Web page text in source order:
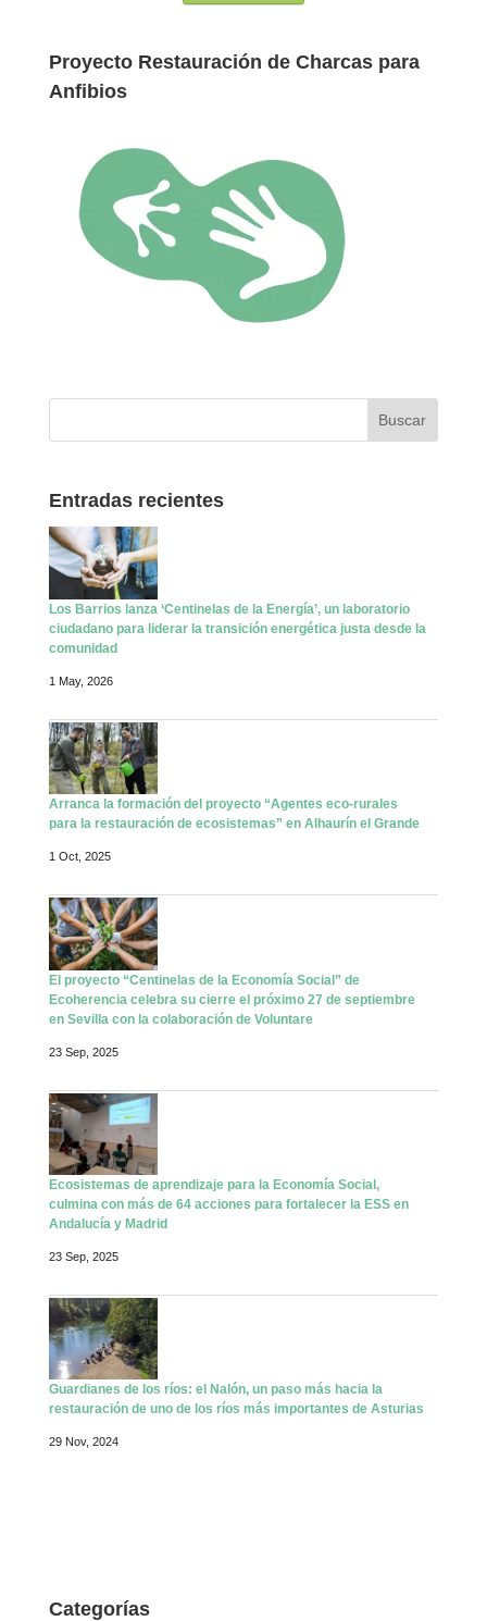
Proyecto Restauración de Charcas para
Anfibios
Entradas recientes
Los Barrios lanza ‘Centinelas de la Energía’, un laboratorio
ciudadano para liderar la transición energética justa desde la
comunidad
1 May, 2026
Arranca la formación del proyecto “Agentes eco-rurales
para la restauración de ecosistemas” en Alhaurín el Grande
1 Oct, 2025
El proyecto “Centinelas de la Economía Social” de
Ecoherencia celebra su cierre el próximo 27 de septiembre
en Sevilla con la colaboración de Voluntare
23 Sep, 2025
Ecosistemas de aprendizaje para la Economía Social,
culmina con más de 64 acciones para fortalecer la ESS en
Andalucía y Madrid
23 Sep, 2025
Guardianes de los ríos: el Nalón, un paso más hacia la
restauración de uno de los ríos más importantes de Asturias
29 Nov, 2024
Categorías